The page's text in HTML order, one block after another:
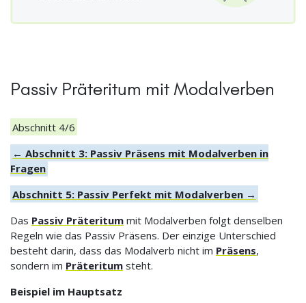
Passiv Präteritum mit Modalverben
Abschnitt 4/6
← Abschnitt 3: Passiv Präsens mit Modalverben in
Fragen
Abschnitt 5: Passiv Perfekt mit Modalverben →
Das Passiv Präteritum mit Modalverben folgt denselben
Regeln wie das Passiv Präsens. Der einzige Unterschied
besteht darin, dass das Modalverb nicht im Präsens,
sondern im Präteritum steht.
Beispiel im Hauptsatz